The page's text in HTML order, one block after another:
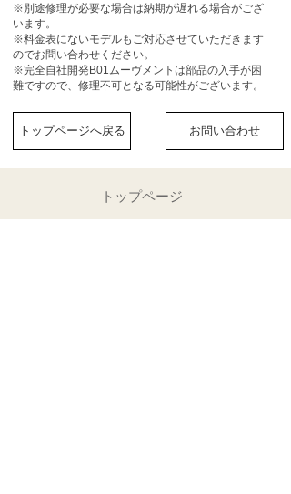
※別途修理が必要な場合は納期が遅れる場合がござ
います。
​※料金表にないモデルもご対応させていただきます
のでお問い合わせください。
​※完全自社開発B01ムーヴメントは部品の入手が困
難ですので、修理不可となる可能性がございます。
トップページへ戻る お問い合わせ
トップページ